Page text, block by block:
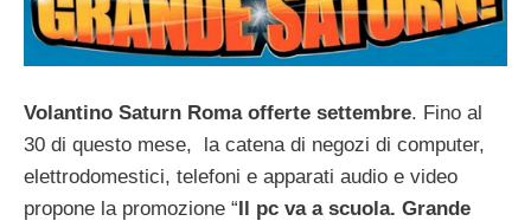
Volantino Saturn Roma offerte settembre. Fino al
30 di questo mese, la catena di negozi di computer,
elettrodomestici, telefoni e apparati audio e video
propone la promozione “Il pc va a scuola. Grande